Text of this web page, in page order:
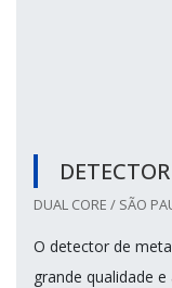
DUAL CORE / SÃO
O detector de
grande qualidade